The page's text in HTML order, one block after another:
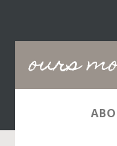
ours
Main